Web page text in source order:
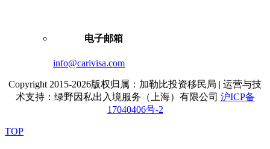
电子邮箱
info@carivisa.com
Copyright 2015-2026版权归属：加勒比投资移民局 | 运营与技
术支持：绿野因私出入境服务（上海）有限公司 沪ICP备
17040406号-2
TOP